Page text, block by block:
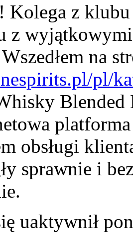
Kolega z klubu
z
na
pl/
Blended
obsługi
sprawnie i
uaktywnił